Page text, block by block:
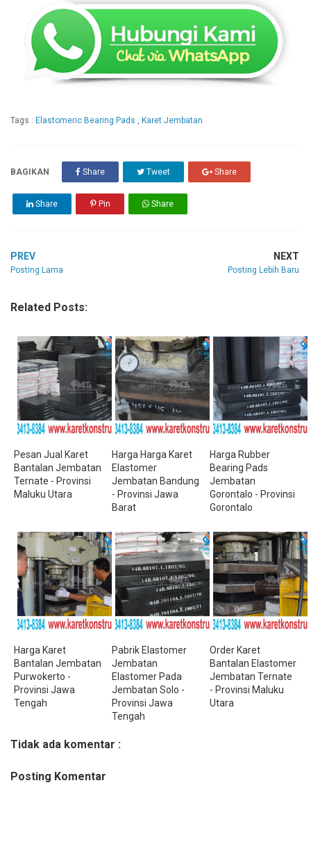
Tags : Elastomeric Bearing Pads Karet Jembatan
BAGIKAN Share Tweet Share
Share Pin Share
PREV
Posting Lama
NEXT
Posting Lebih Baru
Related Posts:
Pesan Jual Karet
Bantalan Jembatan
Ternate - Provinsi
Maluku Utara
Harga Harga Karet
Elastomer
Jembatan Bandung
- Provinsi Jawa
Barat
Harga Rubber
Bearing Pads
Jembatan
Gorontalo - Provinsi
Gorontalo
Harga Karet
Bantalan Jembatan
Purwokerto -
Provinsi Jawa
Tengah
Pabrik Elastomer
Jembatan
Elastomer Pada
Jembatan Solo -
Provinsi Jawa
Tengah
Order Karet
Bantalan Elastomer
Jembatan Ternate
- Provinsi Maluku
Utara
Tidak ada komentar :
Posting Komentar